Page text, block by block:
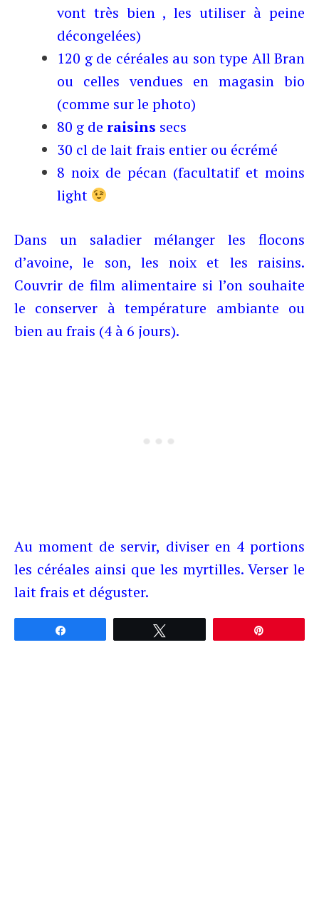
vont très bien , les utiliser à peine
décongelées)
120 g de céréales au son type All Bran
ou celles vendues en magasin bio
(comme sur le photo)
80 g de raisins secs
30 cl de lait frais entier ou écrémé
8 noix de pécan (facultatif et moins
light
Dans un saladier mélanger les flocons
d’avoine, le son, les noix et les raisins.
Couvrir de film alimentaire si l’on souhaite
le conserver à température ambiante ou
bien au frais (4 à 6 jours).
Au moment de servir, diviser en 4 portions
les céréales ainsi que les myrtilles. Verser le
lait frais et déguster.